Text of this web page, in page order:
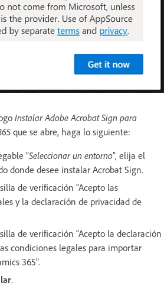
Instalar Adobe Acrobat Sign para
que se abre, haga lo siguiente:
“Seleccionar un entorno”, elija el
donde desee instalar Acrobat Sign.
de verificación “Acepto las
y la declaración de privacidad de
de verificación “Acepto la declaración
condiciones legales para importar
365”.
.